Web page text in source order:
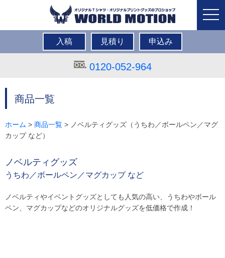
入稿 見積り 申込み
0120-052-964
商品一覧
ホーム > 商品一覧 > ノベルティグッズ（うちわ／ボールペン／マグ
カップ など）
ノベルティグッズ
うちわ／ボールペン／マグカップ など
ノベルティやイベントグッズとしても人気の高い、うちわやボール
ペン、マグカップなどのオリジナルグッズを低価格で作成！